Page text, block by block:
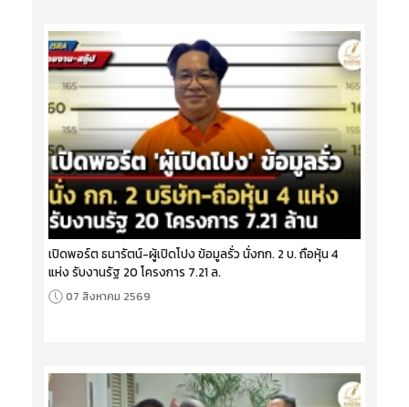
เปิดพอร์ต ธนารัตน์-ผู้เปิดโปง ข้อมูลรั่ว นั่งกก. 2 บ. ถือหุ้น 4
แห่ง รับงานรัฐ 20 โครงการ 7.21 ล.
07 สิงหาคม 2569